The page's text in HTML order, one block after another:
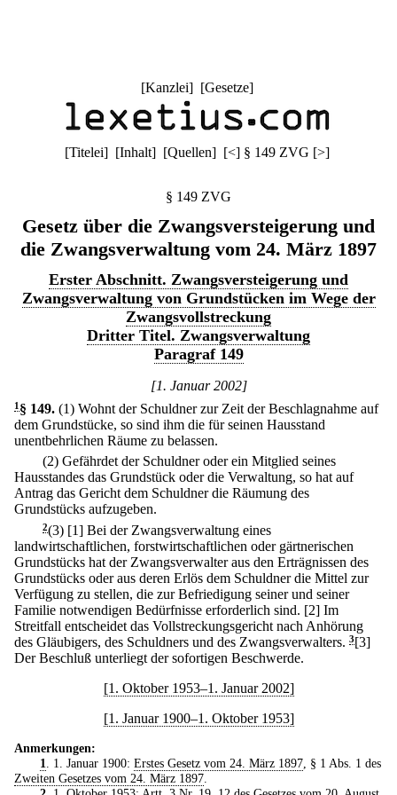
[Kanzlei] [Gesetze]
[Titelei] [Inhalt] [Quellen] [<] § 149 ZVG [>]
§ 149 ZVG
Gesetz über die Zwangsversteigerung und
die Zwangsverwaltung vom 24. März 1897
Erster Abschnitt. Zwangsversteigerung und
Zwangsverwaltung von Grundstücken im Wege der
Zwangsvollstreckung
Dritter Titel. Zwangsverwaltung
Paragraf 149
[1. Januar 2002]
1 § 149. (1) Wohnt der Schuldner zur Zeit der Beschlagnahme auf
dem Grundstücke, so sind ihm die für seinen Hausstand
unentbehrlichen Räume zu belassen.
(2) Gefährdet der Schuldner oder ein Mitglied seines
Hausstandes das Grundstück oder die Verwaltung, so hat auf
Antrag das Gericht dem Schuldner die Räumung des
Grundstücks aufzugeben.
2(3) [1] Bei der Zwangsverwaltung eines
landwirtschaftlichen, forstwirtschaftlichen oder gärtnerischen
Grundstücks hat der Zwangsverwalter aus den Erträgnissen des
Grundstücks oder aus deren Erlös dem Schuldner die Mittel zur
Verfügung zu stellen, die zur Befriedigung seiner und seiner
Familie notwendigen Bedürfnisse erforderlich sind. [2] Im
Streitfall entscheidet das Vollstreckungsgericht nach Anhörung
des Gläubigers, des Schuldners und des Zwangsverwalters. 3[3]
Der Beschluß unterliegt der sofortigen Beschwerde.
[1. Oktober 1953–1. Januar 2002]
[1. Januar 1900–1. Oktober 1953]
Anmerkungen:
1
. 1. Januar 1900: Erstes Gesetz vom 24. März 1897, § 1 Abs. 1 des
Zweiten Gesetzes vom 24. März 1897